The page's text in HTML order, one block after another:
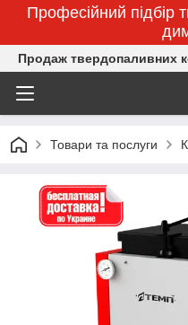
Професійний підбір
Продаж твердопаливних
Товари та послуги